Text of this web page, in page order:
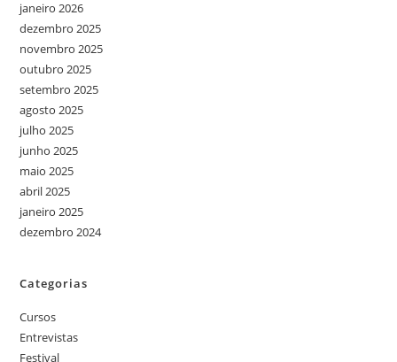
janeiro 2026
dezembro 2025
novembro 2025
outubro 2025
setembro 2025
agosto 2025
julho 2025
junho 2025
maio 2025
abril 2025
janeiro 2025
dezembro 2024
Categorias
Cursos
Entrevistas
Festival